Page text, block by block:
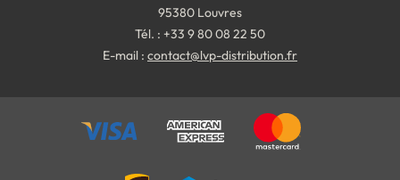
95380 Louvres
Tél. : +33 9 80 08 22 50
E-mail : contact@lvp-distribution.fr